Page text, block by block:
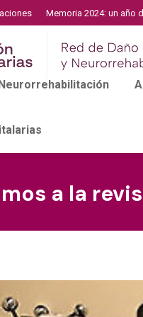
Memoria 2024: un año
a la